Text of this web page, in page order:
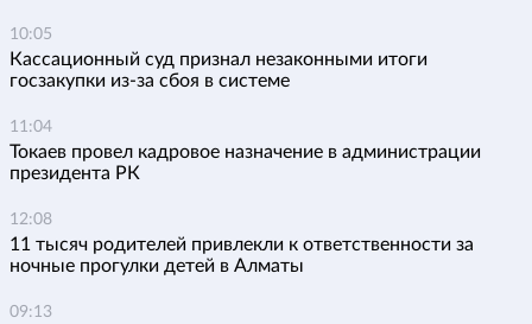
10:05
Кассационный суд признал незаконными итоги
госзакупки из-за сбоя в системе
11:04
Токаев провел кадровое назначение в администрации
президента РК
12:08
11 тысяч родителей привлекли к ответственности за
ночные прогулки детей в Алматы
09:13